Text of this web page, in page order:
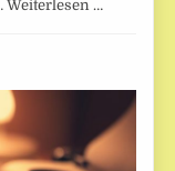
Weiterlesen …